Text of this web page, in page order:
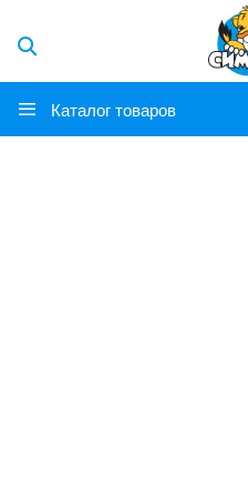
Каталог товаров